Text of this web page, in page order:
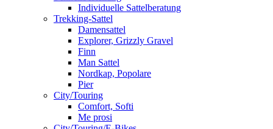
Individuelle Sattelberatung
Trekking-Sattel
Damensattel
Explorer, Grizzly Gravel
Finn
Man Sattel
Nordkap, Popolare
Pier
City/Touring
Comfort, Softi
Me prosi